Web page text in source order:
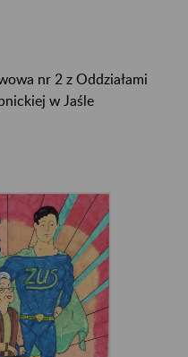
nr 2 z Oddziałami
w Jaśle